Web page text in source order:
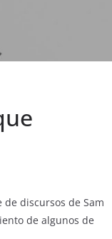
discursos de Sam
de algunos de